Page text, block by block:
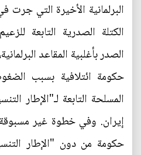
الكتلة الصدرية التابعة
الصدر بأغلبية المقاعد
حكومة ائتلافية بسبب
المسلحة التابعة لـ"الإطار
إيران. وفي خطوة غير
حكومة من دون "الإطار